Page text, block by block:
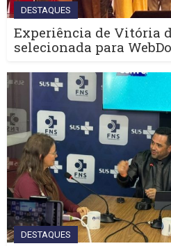
DESTAQUES
Experiência de Vitória
selecionada para
DESTAQUES